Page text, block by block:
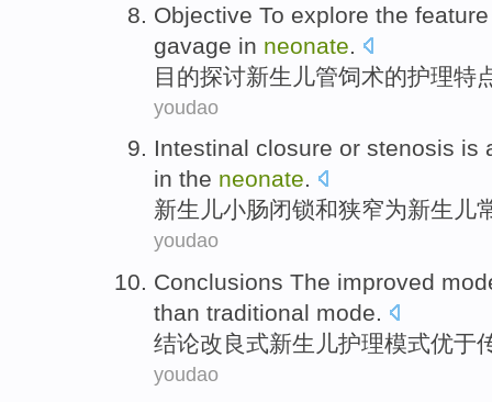
Objective To explore the feature
gavage in neonate
目的探讨新生儿管饲术的护理特
youdao
Intestinal closure or stenosis is
in the neonate.
新生儿小肠闭锁和狭窄为新生儿
youdao
Conclusions The improved
than traditional mode.
结论改良式新生儿护理模式优于
youdao